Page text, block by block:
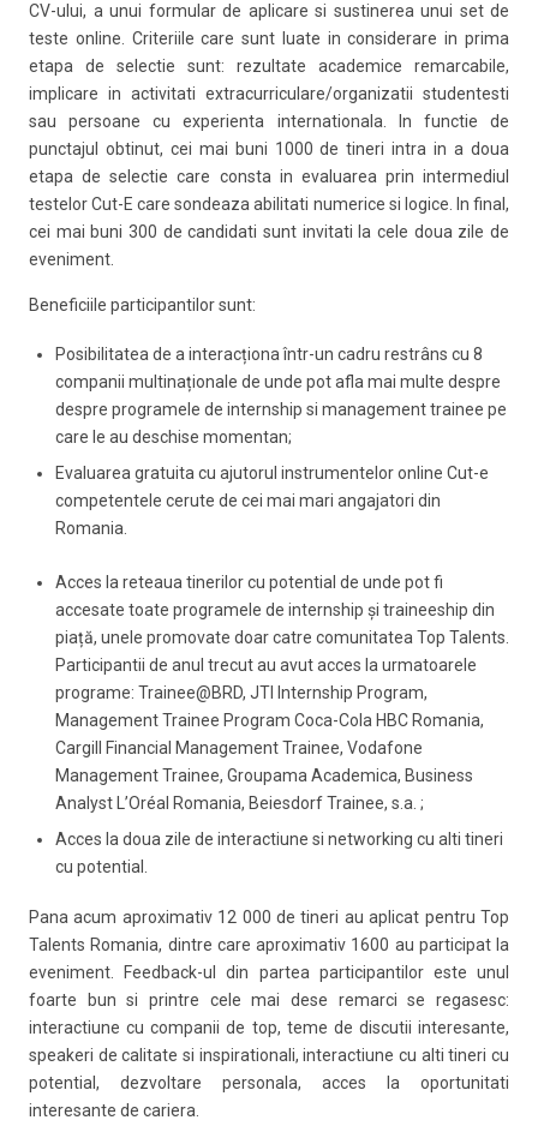
CV-ului, a unui formular de aplicare si sustinerea unui set de
teste online. Criteriile care sunt luate in considerare in prima
etapa de selectie sunt: rezultate academice remarcabile,
implicare in activitati extracurriculare/organizatii studentesti
sau persoane cu experienta internationala. In functie de
punctajul obtinut, cei mai buni 1000 de tineri intra in a doua
etapa de selectie care consta in evaluarea prin intermediul
testelor Cut-E care sondeaza abilitati numerice si logice. In final,
cei mai buni 300 de candidati sunt invitati la cele doua zile de
eveniment.
Beneficiile participantilor sunt:
Posibilitatea de a interacționa într-un cadru restrâns cu 8
companii multinaționale de unde pot afla mai multe despre
despre programele de internship si management trainee pe
care le au deschise momentan;
Evaluarea gratuita cu ajutorul instrumentelor online Cut-e
competentele cerute de cei mai mari angajatori din
Romania.
Acces la reteaua tinerilor cu potential de unde pot fi
accesate toate programele de internship și traineeship din
piață, unele promovate doar catre comunitatea Top Talents.
Participantii de anul trecut au avut acces la urmatoarele
programe: Trainee@BRD, JTI Internship Program,
Management Trainee Program Coca-Cola HBC Romania,
Cargill Financial Management Trainee, Vodafone
Management Trainee, Groupama Academica, Business
Analyst L’Oréal Romania, Beiesdorf Trainee, s.a. ;
Acces la doua zile de interactiune si networking cu alti tineri
cu potential.
Pana acum aproximativ 12 000 de tineri au aplicat pentru Top
Talents Romania, dintre care aproximativ 1600 au participat la
eveniment. Feedback-ul din partea participantilor este unul
foarte bun si printre cele mai dese remarci se regasesc:
interactiune cu companii de top, teme de discutii interesante,
speakeri de calitate si inspirationali, interactiune cu alti tineri cu
potential, dezvoltare personala, acces la oportunitati
interesante de cariera.